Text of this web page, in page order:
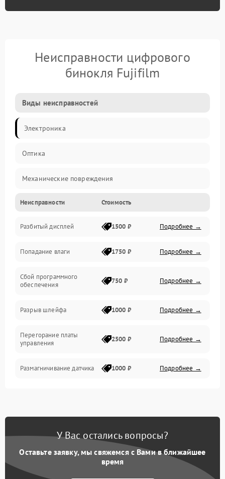
Неисправности цифрового
бинокля Fujifilm
Виды неисправностей
Электроника
Оптика
Механические повреждения
Видео
Механика
Управление
Электропитание
Неисправности Стоимость
Разбитый дисплей 1500 ₽ Подробнее →
Попадание влаги 1750 ₽ Подробнее →
Сбой программного
обеспечения
750 ₽ Подробнее →
Разрыв шлейфа 1000 ₽ Подробнее →
Перегорание платы
управления
2500 ₽ Подробнее →
Размагничивание датчика 1000 ₽ Подробнее →
цветов дисплея
Подробнее →
коркое время
1000 ₽ Подробнее →
У Вас остались вопросы?
Оставьте заявку, мы свяжемся с Вами в ближайшее
время